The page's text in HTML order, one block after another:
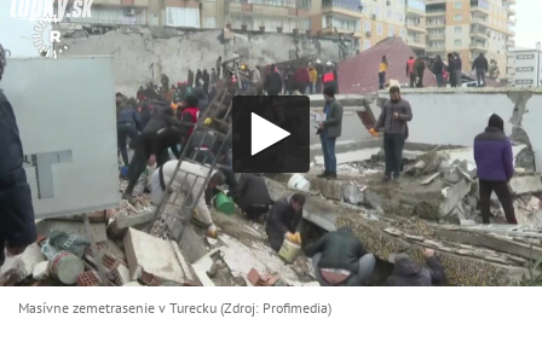
Masívne zemetrasenie v Turecku (Zdroj: Profimedia)